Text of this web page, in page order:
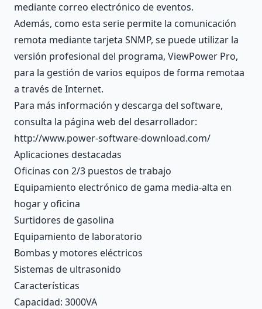
mediante correo electrónico de eventos.
Además, como esta serie permite la comunicación
remota mediante tarjeta SNMP, se puede utilizar la
versión profesional del programa, ViewPower Pro,
para la gestión de varios equipos de forma remotaa
a través de Internet.
Para más información y descarga del software,
consulta la página web del desarrollador:
http://www.power-software-download.com/
Aplicaciones destacadas
Oficinas con 2/3 puestos de trabajo
Equipamiento electrónico de gama media-alta en
hogar y oficina
Surtidores de gasolina
Equipamiento de laboratorio
Bombas y motores eléctricos
Sistemas de ultrasonido
Características
Capacidad: 3000VA